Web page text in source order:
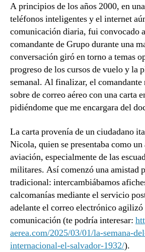
A principios de los años 2000, en
teléfonos inteligentes y el internet
comunicación diaria, fui convocado
comandante de Grupo durante una
conversación giró en torno a temas
progreso de los cursos de vuelo y la
semanal. Al finalizar, el comandante
sobre de correo aéreo con una carta
pidiéndome que me encargara del
La carta provenía de un ciudadano
Nicola, quien se presentaba como un
aviación, especialmente de las
militares. Así comenzó una amistad
tradicional: intercambiábamos
calcomanías mediante el servicio
adelante el correo electrónico agilizó
comunicación (te podría interesar:
aerea.com/2025/03/01/la-semana-
internacional-el-salvador-1932/).